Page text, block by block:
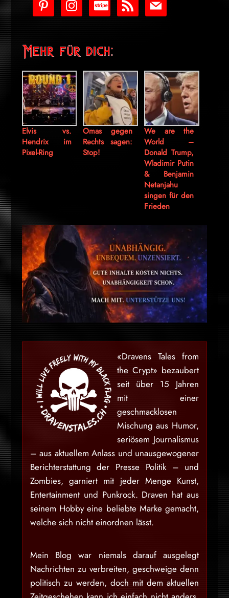
stripe
Mehr für dich:
Elvis vs.
Hendrix im
Pixel-Ring
Omas gegen
Rechts sagen:
Stop!
We are the
World –
Donald Trump,
Wladimir Putin
& Benjamin
Netanjahu
singen für den
Frieden
«Dravens Tales from
the Crypt» bezaubert
seit über 15 Jahren
mit einer
geschmacklosen
Mischung aus Humor,
seriösem Journalismus
– aus aktuellem Anlass und unausgewogener
Berichterstattung der Presse Politik – und
Zombies, garniert mit jeder Menge Kunst,
Entertainment und Punkrock. Draven hat aus
seinem Hobby eine beliebte Marke gemacht,
welche sich nicht einordnen lässt.
Mein Blog war niemals darauf ausgelegt
Nachrichten zu verbreiten, geschweige denn
politisch zu werden, doch mit dem aktuellen